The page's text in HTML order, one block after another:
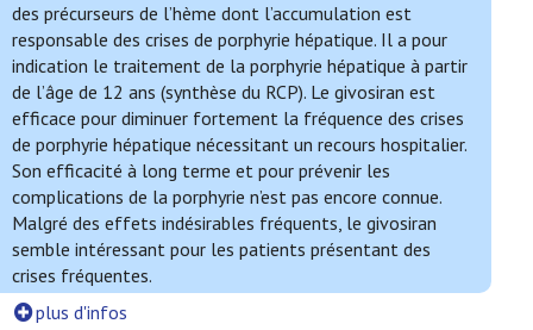
des précurseurs de l’hème dont l’accumulation est
responsable des crises de porphyrie hépatique. Il a pour
indication le traitement de la porphyrie hépatique à partir
de l’âge de 12 ans (synthèse du RCP). Le givosiran est
efficace pour diminuer fortement la fréquence des crises
de porphyrie hépatique nécessitant un recours hospitalier.
Son efficacité à long terme et pour prévenir les
complications de la porphyrie n’est pas encore connue.
Malgré des effets indésirables fréquents, le givosiran
semble intéressant pour les patients présentant des
crises fréquentes.
plus d'infos